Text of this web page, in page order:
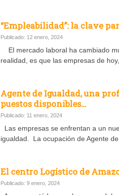
“Empleabilidad”: la clave
Publicado: 12 enero, 2024
El mercado laboral ha cambiado
realidad, es que las empresas de
Agente de Igualdad, una
puestos disponibles…
Publicado: 11 enero, 2024
Las empresas se enfrentan a un
igualdad. La ocupación de Agente
El centro Logístico de
Publicado: 9 enero, 2024